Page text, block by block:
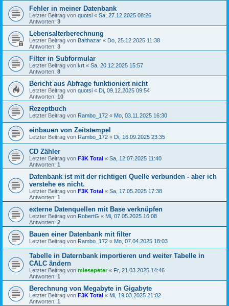
Fehler in meiner Datenbank
Letzter Beitrag von quotsi « Sa, 27.12.2025 08:26
Antworten: 3
Lebensalterberechnung
Letzter Beitrag von Balthazar « Do, 25.12.2025 11:38
Antworten: 3
Filter in Subformular
Letzter Beitrag von krt « Sa, 20.12.2025 15:57
Antworten: 8
Bericht aus Abfrage funktioniert nicht
Letzter Beitrag von quotsi « Di, 09.12.2025 09:54
Antworten: 10
Rezeptbuch
Letzter Beitrag von Rambo_172 « Mo, 03.11.2025 16:30
einbauen von Zeitstempel
Letzter Beitrag von Rambo_172 « Di, 16.09.2025 23:35
CD Zähler
Letzter Beitrag von F3K Total « Sa, 12.07.2025 11:40
Antworten: 1
Datenbank ist mit der richtigen Quelle verbunden - aber ich
verstehe es nicht.
Letzter Beitrag von F3K Total « Sa, 17.05.2025 17:38
Antworten: 1
externe Datenquellen mit Base verknüpfen
Letzter Beitrag von RobertG « Mi, 07.05.2025 16:08
Antworten: 2
Bauen einer Datenbank mit filter
Letzter Beitrag von Rambo_172 « Mo, 07.04.2025 18:03
Tabelle in Daternbank importieren und weiter Tabelle in
CALC ändern
Letzter Beitrag von miesepeter« Fr, 21.03.2025 14:46
Antworten: 1
Berechnung von Megabyte in Gigabyte
Letzter Beitrag von F3K Total « Mi, 19.03.2025 21:02
Antworten: 1